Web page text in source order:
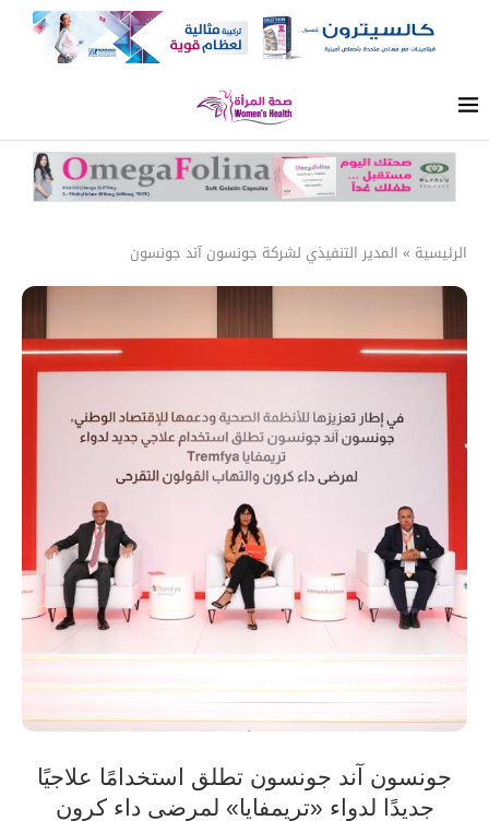
الرئيسية » المدير التنفيذي لشركة جونسون آند جونسون
جونسون آند جونسون تطلق استخدامًا علاجيًا
جديدًا لدواء «تريمفايا» لمرضى داء كرون